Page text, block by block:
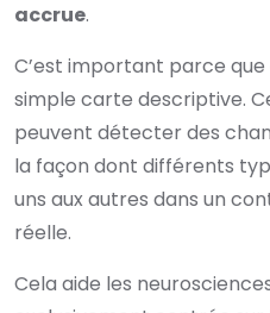
accrue.
C’est important parce que
simple carte descriptive.
peuvent détecter des
la façon dont différents
uns aux autres dans un
réelle.
Cela aide les